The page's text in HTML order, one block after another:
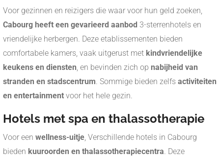
Voor gezinnen en reizigers die waar voor hun geld zoeken,
Cabourg heeft een gevarieerd aanbod 3-sterrenhotels en
vriendelijke herbergen. Deze etablissementen bieden
comfortabele kamers, vaak uitgerust met kindvriendelijke
keukens en diensten, en bevinden zich op nabijheid van
stranden en stadscentrum. Sommige bieden zelfs activiteiten
en entertainment voor het hele gezin.
Hotels met spa en thalassotherapie
Voor een wellness-uitje, Verschillende hotels in Cabourg
bieden kuuroorden en thalassotherapiecentra. Deze